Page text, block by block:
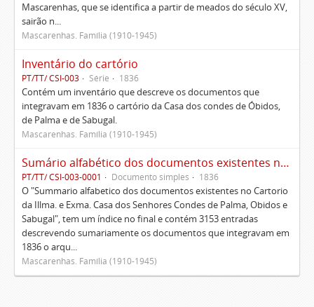
Mascarenhas, que se identifica a partir de meados do século XV,
sairão n...
Mascarenhas. Família (1910-1945)
Inventário do cartório
PT/TT/ CSI-003 Série 1836
Contém um inventário que descreve os documentos que
integravam em 1836 o cartório da Casa dos condes de Óbidos,
de Palma e de Sabugal.
Mascarenhas. Família (1910-1945)
Sumário alfabético dos documentos existentes no Cartório da Ilustríssima e Excelentíssima Casa dos senhores condes de Palma, Óbidos e Sabugal
PT/TT/ CSI-003-0001 Documento simples 1836
O "Summario alfabetico dos documentos existentes no Cartorio
da Illma. e Exma. Casa dos Senhores Condes de Palma, Obidos e
Sabugal", tem um índice no final e contém 3153 entradas
descrevendo sumariamente os documentos que integravam em
1836 o arqu...
Mascarenhas. Família (1910-1945)